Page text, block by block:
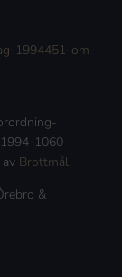
1994451-om-
1060
Brottmål.
&